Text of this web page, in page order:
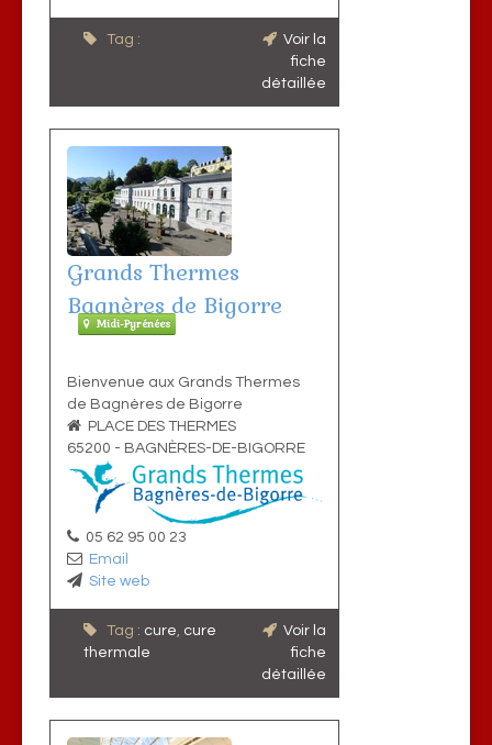
Tag :
Voir la
fiche
détaillée
Grands Thermes
Bagnères de Bigorre
Midi-Pyrénées
Bienvenue aux Grands Thermes
de Bagnères de Bigorre
PLACE DES THERMES
65200 - BAGNÈRES-DE-BIGORRE
05 62 95 00 23
Email
Site web
Tag : cure, cure
thermale
Voir la
fiche
détaillée